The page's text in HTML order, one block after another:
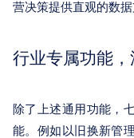
营决策提供直观的数
行业专属功能
除了上述通用功能，
能。例如以旧换新管